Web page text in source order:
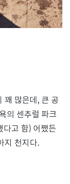
꽤 많은데, 큰 공
의 센추럴 파크
고 함) 어쨌든
지 천지다.